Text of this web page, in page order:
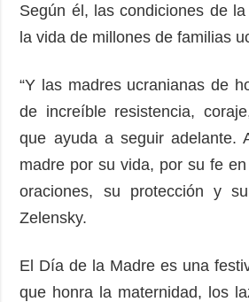
Según él, las condiciones de
la vida de millones de familias
“Y las madres ucranianas de
de increíble resistencia,
que ayuda a seguir adelante.
madre por su vida, por su fe
oraciones, su protección y
Zelensky.
El Día de la Madre es una
que honra la maternidad, los